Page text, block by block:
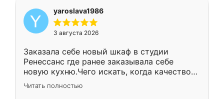
yaroslava1986
3 августа 2026
Заказала себе новый шкаф в студии
Ренессанс где ранее заказывала себе
новую кухню.Чего искать, когда качеством
вполне довольна. Служит кухня уже почти
два года, нареканий нет.
Читать полностью